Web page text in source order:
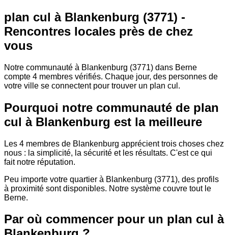
plan cul à Blankenburg (3771) -
Rencontres locales près de chez
vous
Notre communauté à Blankenburg (3771) dans Berne
compte 4 membres vérifiés. Chaque jour, des personnes de
votre ville se connectent pour trouver un plan cul.
Pourquoi notre communauté de plan
cul à Blankenburg est la meilleure
Les 4 membres de Blankenburg apprécient trois choses chez
nous : la simplicité, la sécurité et les résultats. C'est ce qui
fait notre réputation.
Peu importe votre quartier à Blankenburg (3771), des profils
à proximité sont disponibles. Notre système couvre tout le
Berne.
Par où commencer pour un plan cul à